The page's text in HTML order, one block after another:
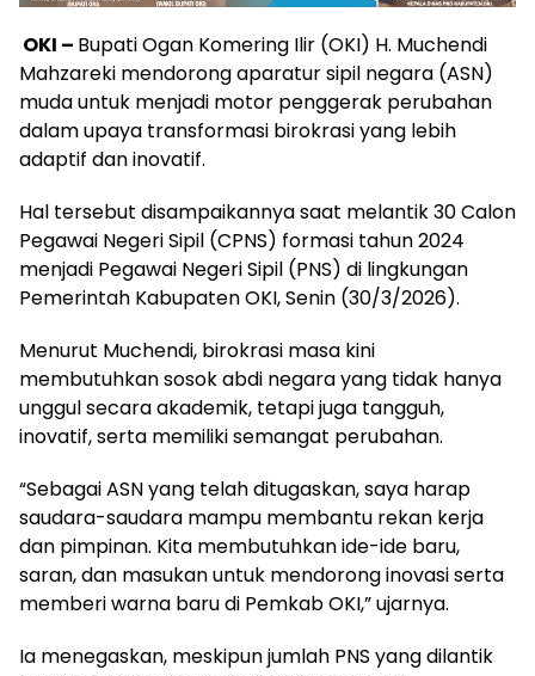
OKI – Bupati Ogan Komering Ilir (OKI) H. Muchendi
Mahzareki mendorong aparatur sipil negara (ASN)
muda untuk menjadi motor penggerak perubahan
dalam upaya transformasi birokrasi yang lebih
adaptif dan inovatif.
Hal tersebut disampaikannya saat melantik 30 Calon
Pegawai Negeri Sipil (CPNS) formasi tahun 2024
menjadi Pegawai Negeri Sipil (PNS) di lingkungan
Pemerintah Kabupaten OKI, Senin (30/3/2026).
Menurut Muchendi, birokrasi masa kini
membutuhkan sosok abdi negara yang tidak hanya
unggul secara akademik, tetapi juga tangguh,
inovatif, serta memiliki semangat perubahan.
“Sebagai ASN yang telah ditugaskan, saya harap
saudara-saudara mampu membantu rekan kerja
dan pimpinan. Kita membutuhkan ide-ide baru,
saran, dan masukan untuk mendorong inovasi serta
memberi warna baru di Pemkab OKI,” ujarnya.
Ia menegaskan, meskipun jumlah PNS yang dilantik